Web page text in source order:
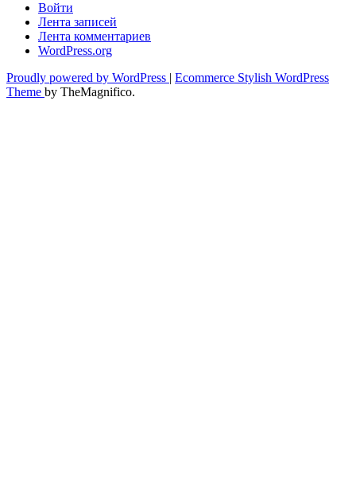
Войти
Лента записей
Лента комментариев
WordPress.org
Proudly powered by WordPress | Ecommerce Stylish WordPress
Theme by TheMagnifico.